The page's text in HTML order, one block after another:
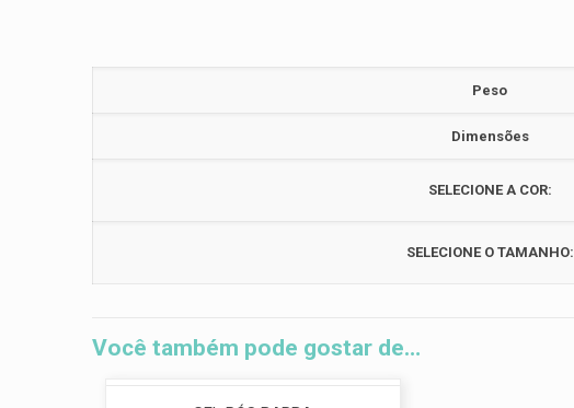
Peso
Dimensões
SELECIONE A COR:
SELECIONE O TAMANHO:
Você também pode gostar de…